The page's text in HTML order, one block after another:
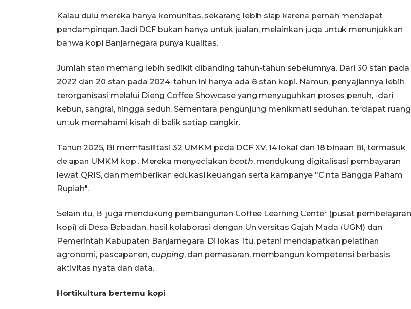
Kalau dulu mereka hanya komunitas, sekarang lebih siap karena pernah mendapat
pendampingan. Jadi DCF bukan hanya untuk jualan, melainkan juga untuk menunjukkan
bahwa kopi Banjarnegara punya kualitas.
Jumlah stan memang lebih sedikit dibanding tahun-tahun sebelumnya. Dari 30 stan pada
2022 dan 20 stan pada 2024, tahun ini hanya ada 8 stan kopi. Namun, penyajiannya lebih
terorganisasi melalui Dieng Coffee Showcase yang menyuguhkan proses penuh, -dari
kebun, sangrai, hingga seduh. Sementara pengunjung menikmati seduhan, terdapat ruang
untuk memahami kisah di balik setiap cangkir.
Tahun 2025, BI memfasilitasi 32 UMKM pada DCF XV, 14 lokal dan 18 binaan BI, termasuk
delapan UMKM kopi. Mereka menyediakan booth, mendukung digitalisasi pembayaran
lewat QRIS, dan memberikan edukasi keuangan serta kampanye "Cinta Bangga Paham
Rupiah".
Selain itu, BI juga mendukung pembangunan Coffee Learning Center (pusat pembelajaran
kopi) di Desa Babadan, hasil kolaborasi dengan Universitas Gajah Mada (UGM) dan
Pemerintah Kabupaten Banjarnegara. Di lokasi itu, petani mendapatkan pelatihan
agronomi, pascapanen, cupping, dan pemasaran, membangun kompetensi berbasis
aktivitas nyata dan data.
Hortikultura bertemu kopi